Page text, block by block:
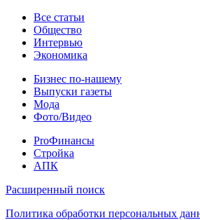
Статьи
Все статьи
Общество
Интервью
Экономика
Разное
Бизнес по-нашему
Выпуски газеты
Мода
Фото/Видео
Pro
ProФинансы
Стройка
АПК
Информация
Расширенный поиск
Политика обработки персональных